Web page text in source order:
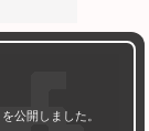
を公開しました。